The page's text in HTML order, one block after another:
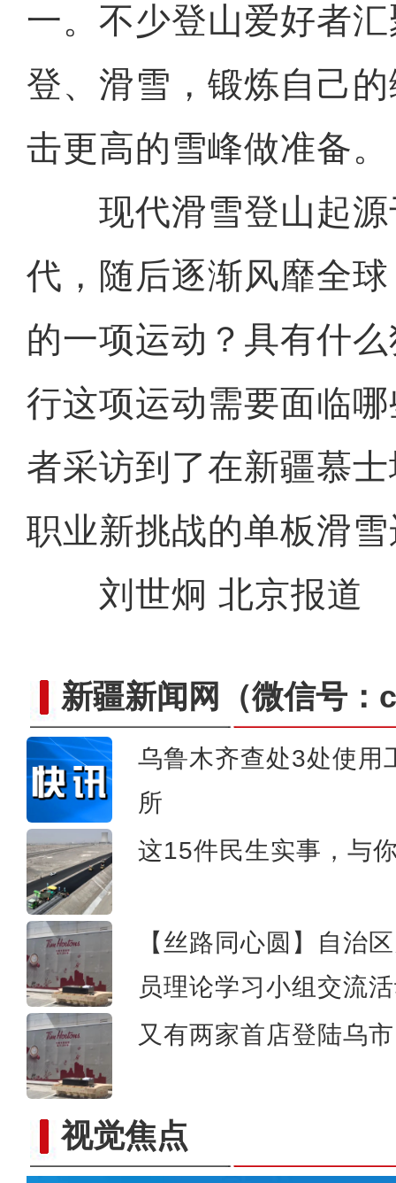
一。不少登山爱好者
登、滑雪，锻炼自己
击更高的雪峰做准备。
现代滑雪登山起源
代，随后逐渐风靡全
的一项运动？具有什
行这项运动需要面临
者采访到了在新疆慕
职业新挑战的单板滑
刘世炯 北京报道
新疆新闻网 （微信号
乌鲁木齐查处3处使用
所
这15件民生实事，与
【丝路同心圆】自治
员理论学习小组交流
又有两家首店登陆乌
视觉焦点
葡萄酒产业成为新疆兵
【万人说新疆】皮雕手艺人